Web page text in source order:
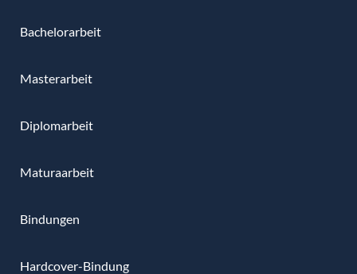
Bachelorarbeit
Masterarbeit
Diplomarbeit
Maturaarbeit
Bindungen
Hardcover-Bindung